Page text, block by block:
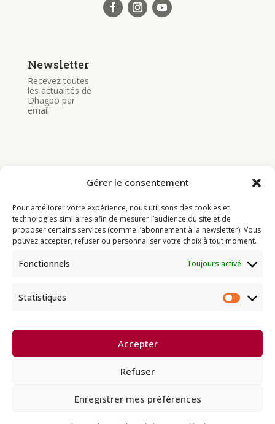
Gérer le consentement
Pour améliorer votre expérience, nous utilisons des cookies et
technologies similaires afin de mesurer l’audience du site et de
proposer certains services (comme l’abonnement à la newsletter). Vous
pouvez accepter, refuser ou personnaliser votre choix à tout moment.
Fonctionnels Toujours activé
Statistiques
Accepter
Refuser
Enregistrer mes préférences
Newsletter
Recevez toutes
les actualités de
Dhagpo par
email
Programme
Actualités
Ressources
Infos pratiques
direction spirituelle de Thayé
Dorjé, Sa Sainteté le XVII Gyalwa
lignée karma kagyü, est membre